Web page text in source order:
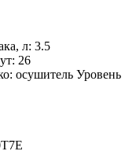
л: 3.5
26
осушитель Уровень